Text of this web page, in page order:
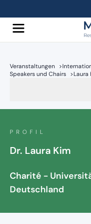
Veranstaltungen >
Speakers und Chairs >Laura
PROFIL
Dr. Laura Kim
Charité -
Deutschland